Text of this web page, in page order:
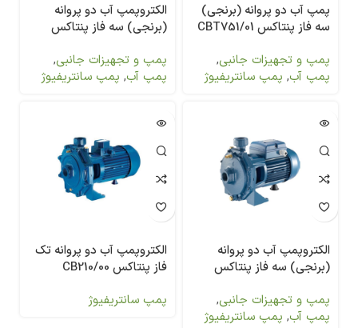
پمپ آب دو پروانه (برنجی)
سه فاز پنتاکس CBT751/01
پمپ و تجهیزات جانبی,
پمپ آب, پمپ سانتریفیوژ
الکتروپمپ آب دو پروانه
(برنجی) سه فاز پنتاکس
پمپ و تجهیزات جانبی,
پمپ آب, پمپ سانتریفیوژ
الکتروپمپ آب دو پروانه
(برنجی) سه فاز پنتاکس
پمپ و تجهیزات جانبی,
پمپ آب, پمپ سانتریفیوژ
الکتروپمپ آب دو پروانه تک
فاز پنتاکس CB210/00
پمپ سانتریفیوژ